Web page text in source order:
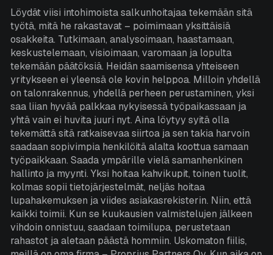
Ajatuksiamme
Dokumentaatio
Yhteystiedot
Merkitse rahastoja
Asiakasportaali
Suomi English
Löydät viisi intohimoista salkunhoitajaa tekemään sitä
työtä, mitä he rakastavat – poimimaan yksittäisiä
osakkeita. Tutkimaan, analysoimaan, haastamaan,
keskustelemaan, visioimaan, varomaan ja lopulta
tekemään päätöksiä. Heidän saamisensa yhteiseen
yritykseen ei yleensä ole kovin helppoa. Milloin yhdellä
on talonrakennus, yhdellä perheen perustaminen, yksi
saa liian hyvää palkkaa nykyisessä työpaikassaan ja
yhtä vain ei huvita juuri nyt. Aina löytyy syitä olla
tekemättä sitä ratkaisevaa siirtoa ja sen takia harvoin
saadaan sopivimpia henkilöitä alalta koottua samaan
työpaikkaan. Saada ympärille vielä samanhenkinen
hallinto ja myynti. Yksi hoitaa kahvikupit, toinen tuolit,
kolmas sopii tietojärjestelmät, neljäs hoitaa
lupahakemuksen ja viides asiakasrekisterin. Niin, että
kaikki toimii. Kun se kuukausien valmistelujen jälkeen
vihdoin onnistuu, saadaan toimilupa, perustetaan
rahastot ja aletaan päästä hommiin. Uskomaton fiilis,